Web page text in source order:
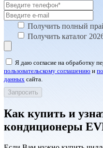
Получить полный
Получить каталог
Я даю согласие на обработку
пользовательскому соглашению и
данных сайта.
Как купить и
кондиционеры